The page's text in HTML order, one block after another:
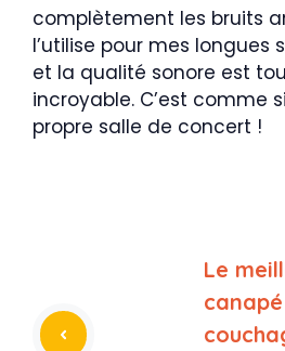
complètement les bruits
l’utilise pour mes longues
et la qualité sonore est
incroyable. C’est comme
propre salle de concert !
Le